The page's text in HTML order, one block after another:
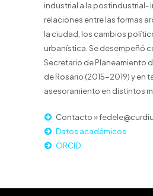
industrial a la postindustrial-
relaciones entre las formas
la ciudad, los cambios
urbanística. Se desempeñó
Secretario de Planeamiento
de Rosario (2015-2019) y en
asesoramiento en distintos
Contacto »
Datos académicos
ORCID